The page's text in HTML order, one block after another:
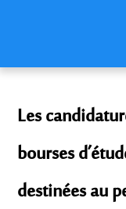
Les
bourses
destinées au